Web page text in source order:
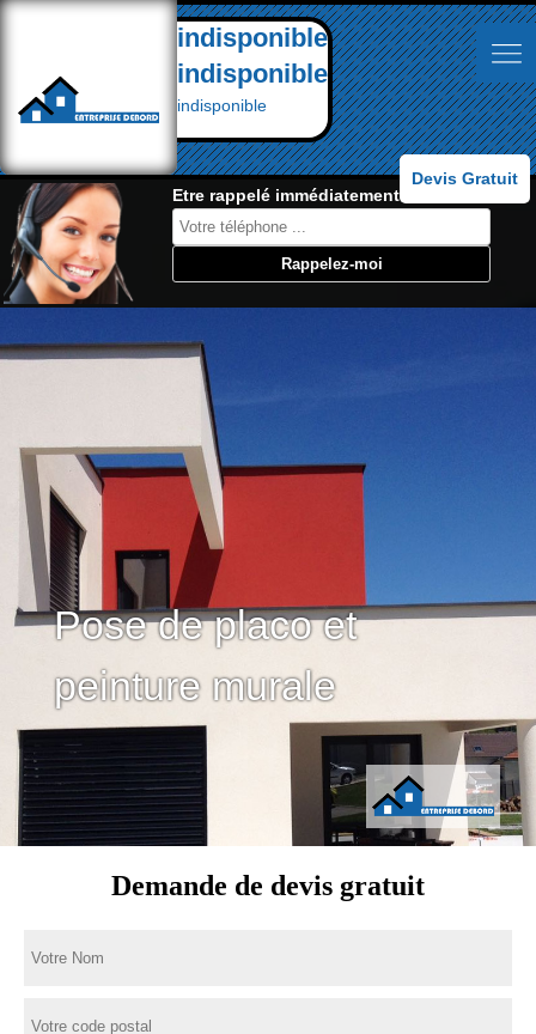
indisponible
indisponible
indisponible
Devis Gratuit
Etre rappelé immédiatement:
Pose de placo et
peinture murale
Demande de devis gratuit